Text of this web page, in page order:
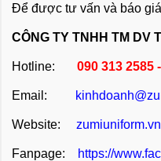
Để được tư vấn và báo
CÔNG TY TNHH TM DV
Hotline: 090 313 2585
Email:
Website: zumiuniform.vn
Fanpage: https://